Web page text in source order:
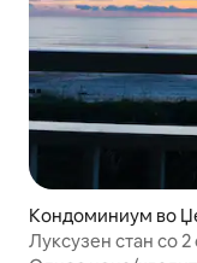
Кондоминиум во
Луксузен стан со